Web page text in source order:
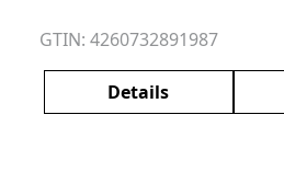
GTIN: 4260732891987
Details